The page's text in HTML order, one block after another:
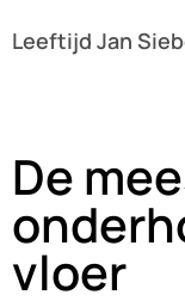
Leeftijd Jan
De
vloer